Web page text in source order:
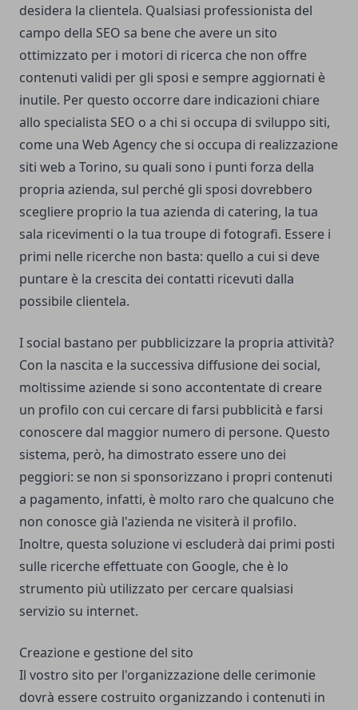
desidera la clientela. Qualsiasi professionista del
campo della SEO sa bene che avere un sito
ottimizzato per i motori di ricerca che non offre
contenuti validi per gli sposi e sempre aggiornati è
inutile. Per questo occorre dare indicazioni chiare
allo specialista SEO o a chi si occupa di sviluppo siti,
come una Web Agency che si occupa di realizzazione
siti web a Torino, su quali sono i punti forza della
propria azienda, sul perché gli sposi dovrebbero
scegliere proprio la tua azienda di catering, la tua
sala ricevimenti o la tua troupe di fotografi. Essere i
primi nelle ricerche non basta: quello a cui si deve
puntare è la crescita dei contatti ricevuti dalla
possibile clientela.
I social bastano per pubblicizzare la propria attività?
Con la nascita e la successiva diffusione dei social,
moltissime aziende si sono accontentate di creare
un profilo con cui cercare di farsi pubblicità e farsi
conoscere dal maggior numero di persone. Questo
sistema, però, ha dimostrato essere uno dei
peggiori: se non si sponsorizzano i propri contenuti
a pagamento, infatti, è molto raro che qualcuno che
non conosce già l'azienda ne visiterà il profilo.
Inoltre, questa soluzione vi escluderà dai primi posti
sulle ricerche effettuate con Google, che è lo
strumento più utilizzato per cercare qualsiasi
servizio su internet.
Creazione e gestione del sito
Il vostro sito per l'organizzazione delle cerimonie
dovrà essere costruito organizzando i contenuti in